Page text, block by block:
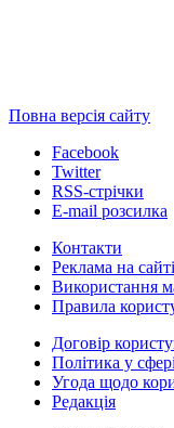
Повна версія сайту
Facebook
Twitter
RSS-стрічки
E-mail розсилка
Контакти
Реклама на сайті
Використання
Правила
Договір
Політика у
Угода щодо
Редакція